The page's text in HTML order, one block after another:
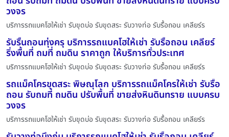
วงจร
บริการรถแบคโฮให้เช่า รับขุดบ่อ รับขุดสระ รับวางท่อ รับรื้อถอน เคลียร์ร
รับรื้นถอนทุ่งครุ บริการรถแบคโฮให้เช่า รับรื้อถอน เคลียร์
ริ่งพื้นที่ ถมที่ ถมดิน ราคาถูก ให้บริการทั่วประเทศ
บริการรถแบคโฮให้เช่า รับขุดบ่อ รับขุดสระ รับวางท่อ รับรื้อถอน เคลียร์ร
รถแม็คโครขุดสระ พิษณุโลก บริการรถแม็คโครให้เช่า รับรื้อ
ถอน รับถมที่ ถมดิน ปรับพื้นที่ ขายส่งหินดินทราย แบบครบ
วงจร
บริการรถแบคโฮให้เช่า รับขุดบ่อ รับขุดสระ รับวางท่อ รับรื้อถอน เคลียร์ร